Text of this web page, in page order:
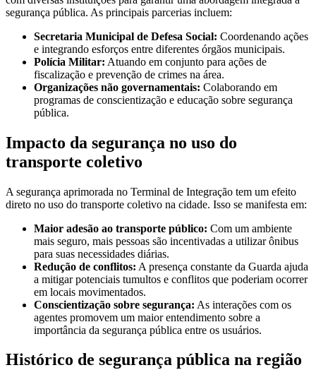
segurança pública. As principais parcerias incluem:
Secretaria Municipal de Defesa Social: Coordenando ações
e integrando esforços entre diferentes órgãos municipais.
Polícia Militar: Atuando em conjunto para ações de
fiscalização e prevenção de crimes na área.
Organizações não governamentais: Colaborando em
programas de conscientização e educação sobre segurança
pública.
Impacto da segurança no uso do
transporte coletivo
A segurança aprimorada no Terminal de Integração tem um efeito
direto no uso do transporte coletivo na cidade. Isso se manifesta em:
Maior adesão ao transporte público: Com um ambiente
mais seguro, mais pessoas são incentivadas a utilizar ônibus
para suas necessidades diárias.
Redução de conflitos: A presença constante da Guarda ajuda
a mitigar potenciais tumultos e conflitos que poderiam ocorrer
em locais movimentados.
Conscientização sobre segurança: As interações com os
agentes promovem um maior entendimento sobre a
importância da segurança pública entre os usuários.
Histórico de segurança pública na região